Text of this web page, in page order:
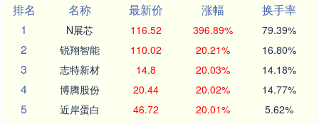
排名
名称 最新价 涨幅
换手率
1
N展芯 116.52 396.89% 79.39%
2 锐翔智能 110.02 20.21% 16.80%
3 志特新材 14.8 20.03% 14.18%
4 博腾股份 20.44 20.02% 14.77%
5 近岸蛋白 46.72 20.01% 5.62%